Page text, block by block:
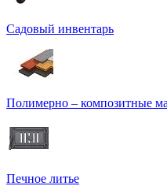
Садовый инвентарь
Полимерно – композитные
Печное литье